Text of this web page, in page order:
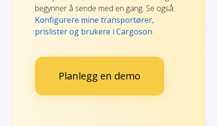
begynner å sende med en gang. Se også:
Konfigurere mine transportører,
prislister og brukere i Cargoson.
Planlegg en demo